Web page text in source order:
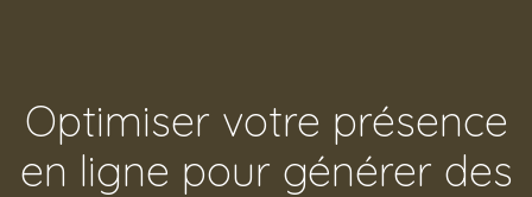
Optimiser votre présence
en ligne pour générer des